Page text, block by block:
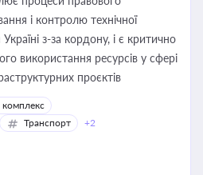
і контролю технічної
з-за кордону, і є критично
використання ресурсів у сфері
проєктів
комплекс
Транспорт +2